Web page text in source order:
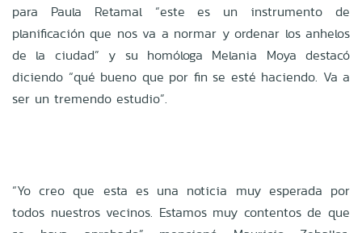
para Paula Retamal “este es un instrumento de
planificación que nos va a normar y ordenar los anhelos
de la ciudad” y su homóloga Melania Moya destacó
diciendo “qué bueno que por fin se esté haciendo. Va a
ser un tremendo estudio”.
“Yo creo que esta es una noticia muy esperada por
todos nuestros vecinos. Estamos muy contentos de que